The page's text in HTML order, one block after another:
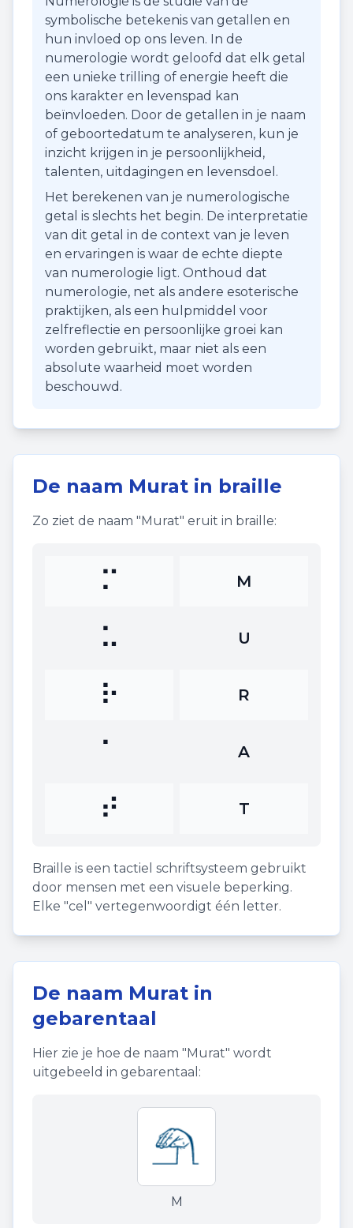
symbolische betekenis van getallen en
hun invloed op ons leven. In de
numerologie wordt geloofd dat elk getal
een unieke trilling of energie heeft die
ons karakter en levenspad kan
beïnvloeden. Door de getallen in je naam
of geboortedatum te analyseren, kun je
inzicht krijgen in je persoonlijkheid,
talenten, uitdagingen en levensdoel.
Het berekenen van je numerologische
getal is slechts het begin. De interpretatie
van dit getal in de context van je leven
en ervaringen is waar de echte diepte
van numerologie ligt. Onthoud dat
numerologie, net als andere esoterische
praktijken, als een hulpmiddel voor
zelfreflectie en persoonlijke groei kan
worden gebruikt, maar niet als een
absolute waarheid moet worden
beschouwd.
De naam Murat in braille
Zo ziet de naam "Murat" eruit in braille:
⠍ M
⠥ U
⠗ R
⠁ A
⠞ T
Braille is een tactiel schriftsysteem gebruikt
door mensen met een visuele beperking.
Elke "cel" vertegenwoordigt één letter.
De naam Murat in
gebarentaal
Hier zie je hoe de naam "Murat" wordt
uitgebeeld in gebarentaal:
M